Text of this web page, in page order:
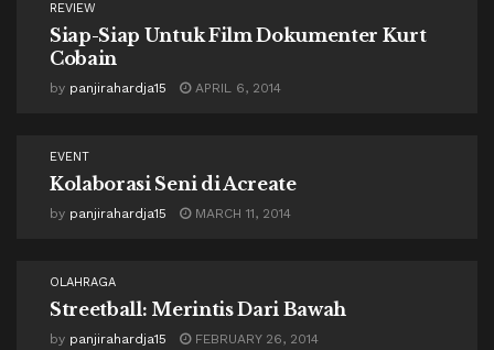
REVIEW
Siap-Siap Untuk Film Dokumenter Kurt
Cobain
by panjirahardja15 APRIL 6, 2014
EVENT
Kolaborasi Seni di Acreate
by panjirahardja15 MARCH 11, 2014
OLAHRAGA
Streetball: Merintis Dari Bawah
by panjirahardja15 FEBRUARY 26, 2014